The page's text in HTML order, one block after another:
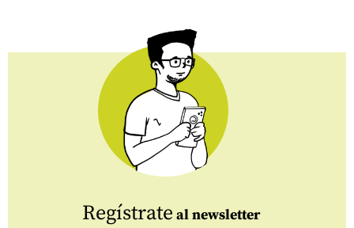
Regístrate al newsletter